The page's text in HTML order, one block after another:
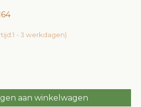
- 3 werkdagen)
aan winkelwagen